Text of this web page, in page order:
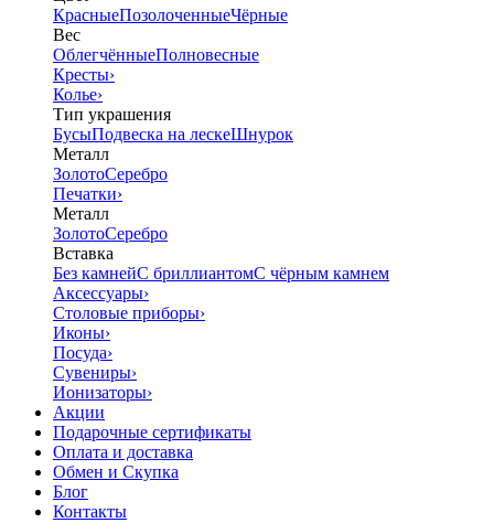
КрасныеПозолоченныеЧёрные
Вес
ОблегчённыеПолновесные
Кресты›
Колье›
Тип украшения
БусыПодвеска на лескеШнурок
Металл
ЗолотоСеребро
Печатки›
Металл
ЗолотоСеребро
Вставка
Без камнейС бриллиантомС чёрным камнем
Аксессуары›
Столовые приборы›
Иконы›
Посуда›
Сувениры›
Ионизаторы›
Акции
Подарочные сертификаты
Оплата и доставка
Обмен и Скупка
Блог
Контакты